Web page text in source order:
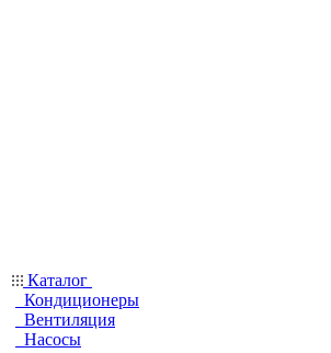
Каталог
Кондиционеры
Вентиляция
Насосы